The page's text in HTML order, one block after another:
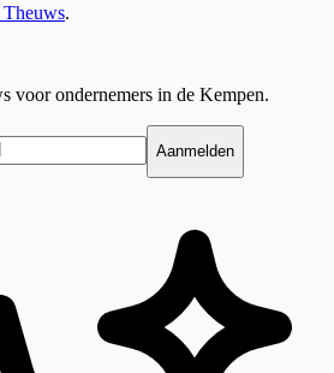
.
voor ondernemers in de Kempen.
Aanmelden